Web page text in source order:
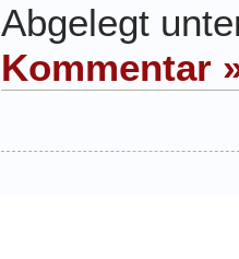
Abgelegt
Kommentar